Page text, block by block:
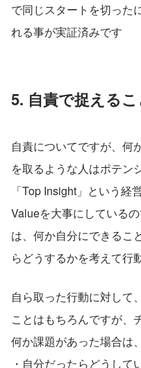
で同じスタートを切った
れる事が実証済みです
5. 自責で捉える
自責についてですが、何
を取るような人はポテン
「Top Insight」という経
Valueを大事にしている
は、何か自分にできるこ
らどうするかを考えて行
自ら取った行動に対して
ことはもちろんですが、
何か課題があった場合は
・自分だったらどうして